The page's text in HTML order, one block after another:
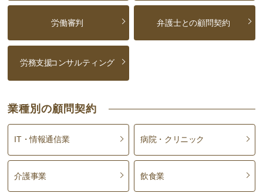
労働審判 弁護士との顧問契約
労務支援コンサルティング
業種別の顧問契約
IT・情報通信業 病院・クリニック
介護事業 飲食業